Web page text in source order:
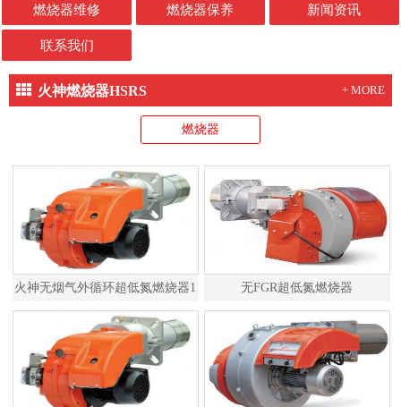
燃烧器维修 燃烧器保养 新闻资讯
联系我们
火神燃烧器HSRS + MORE
燃烧器
火神无烟气外循环超低氮燃烧器1 无FGR超低氮燃烧器